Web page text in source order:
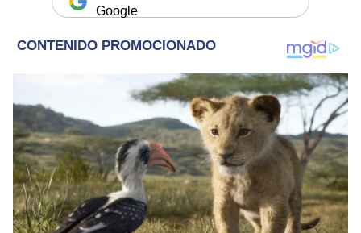
Google